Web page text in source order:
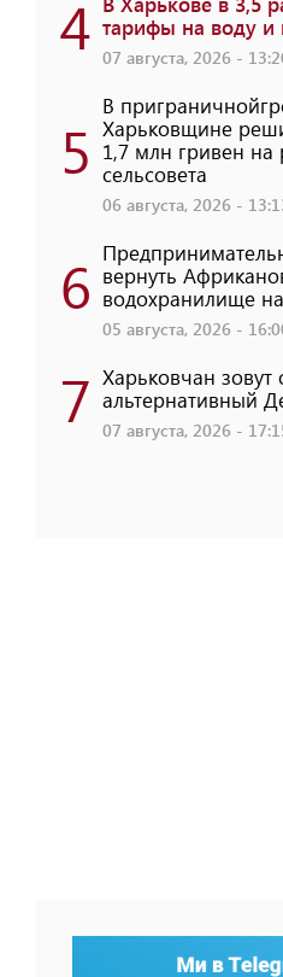
4 тарифы на воду и
07 августа, 2026 -
5
В
Харьковщине
1,7 млн ​​гривен на
сельсовета
06 августа, 2026 -
6 вернуть
водохранилище
05 августа, 2026 -
7 Харьковчан зовут
альтернативный
07 августа, 2026 -